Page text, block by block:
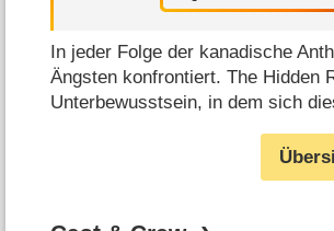
In jeder Folge der kanadische
Ängsten konfrontiert. The Hidden
Unterbewusstsein, in dem sich